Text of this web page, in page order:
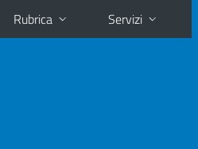
Rubrica Servizi